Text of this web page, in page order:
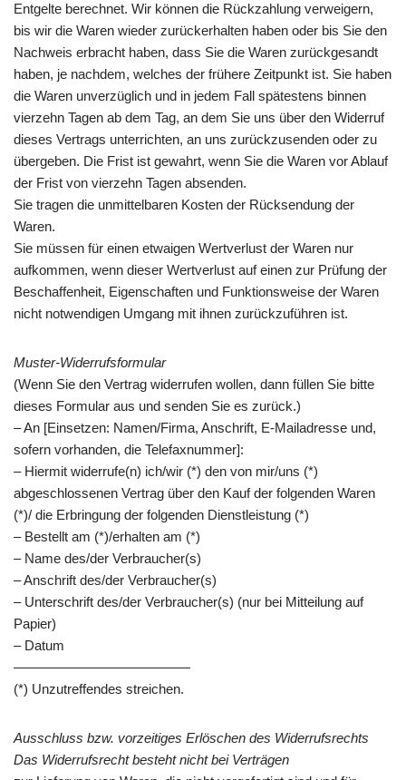
Entgelte berechnet. Wir können die Rückzahlung verweigern,
bis wir die Waren wieder zurückerhalten haben oder bis Sie den
Nachweis erbracht haben, dass Sie die Waren zurückgesandt
haben, je nachdem, welches der frühere Zeitpunkt ist. Sie haben
die Waren unverzüglich und in jedem Fall spätestens binnen
vierzehn Tagen ab dem Tag, an dem Sie uns über den Widerruf
dieses Vertrags unterrichten, an uns zurückzusenden oder zu
übergeben. Die Frist ist gewahrt, wenn Sie die Waren vor Ablauf
der Frist von vierzehn Tagen absenden.
Sie tragen die unmittelbaren Kosten der Rücksendung der
Waren.
Sie müssen für einen etwaigen Wertverlust der Waren nur
aufkommen, wenn dieser Wertverlust auf einen zur Prüfung der
Beschaffenheit, Eigenschaften und Funktionsweise der Waren
nicht notwendigen Umgang mit ihnen zurückzuführen ist.
Muster-Widerrufsformular
(Wenn Sie den Vertrag widerrufen wollen, dann füllen Sie bitte
dieses Formular aus und senden Sie es zurück.)
– An [Einsetzen: Namen/Firma, Anschrift, E-Mailadresse und,
sofern vorhanden, die Telefaxnummer]:
– Hiermit widerrufe(n) ich/wir (*) den von mir/uns (*)
abgeschlossenen Vertrag über den Kauf der folgenden Waren
(*)/ die Erbringung der folgenden Dienstleistung (*)
– Bestellt am (*)/erhalten am (*)
– Name des/der Verbraucher(s)
– Anschrift des/der Verbraucher(s)
– Unterschrift des/der Verbraucher(s) (nur bei Mitteilung auf
Papier)
– Datum
—————————————
(*) Unzutreffendes streichen.
Ausschluss bzw. vorzeitiges Erlöschen des Widerrufsrechts
Das Widerrufsrecht besteht nicht bei Verträgen